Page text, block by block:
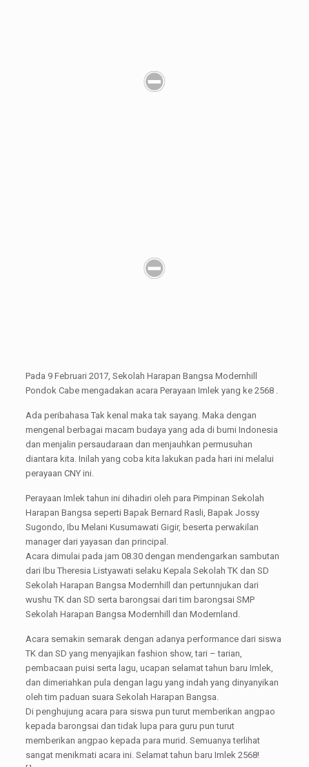
Pada 9 Februari 2017, Sekolah Harapan Bangsa Modernhill
Pondok Cabe mengadakan acara Perayaan Imlek yang ke 2568 .
Ada peribahasa Tak kenal maka tak sayang. Maka dengan
mengenal berbagai macam budaya yang ada di bumi Indonesia
dan menjalin persaudaraan dan menjauhkan permusuhan
diantara kita. Inilah yang coba kita lakukan pada hari ini melalui
perayaan CNY ini.
Perayaan Imlek tahun ini dihadiri oleh para Pimpinan Sekolah
Harapan Bangsa seperti Bapak Bernard Rasli, Bapak Jossy
Sugondo, Ibu Melani Kusumawati Gigir, beserta perwakilan
manager dari yayasan dan principal.
Acara dimulai pada jam 08.30 dengan mendengarkan sambutan
dari Ibu Theresia Listyawati selaku Kepala Sekolah TK dan SD
Sekolah Harapan Bangsa Modernhill dan pertunnjukan dari
wushu TK dan SD serta barongsai dari tim barongsai SMP
Sekolah Harapan Bangsa Modernhill dan Modernland.
Acara semakin semarak dengan adanya performance dari siswa
TK dan SD yang menyajikan fashion show, tari – tarian,
pembacaan puisi serta lagu, ucapan selamat tahun baru Imlek,
dan dimeriahkan pula dengan lagu yang indah yang dinyanyikan
oleh tim paduan suara Sekolah Harapan Bangsa.
Di penghujung acara para siswa pun turut memberikan angpao
kepada barongsai dan tidak lupa para guru pun turut
memberikan angpao kepada para murid. Semuanya terlihat
sangat menikmati acara ini. Selamat tahun baru Imlek 2568!